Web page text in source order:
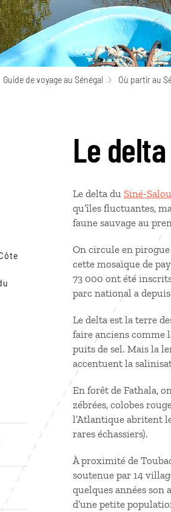
Guide de voyage au Sénégal Où partir au
Le
Le delta du Siné-
qu’îles fluctuantes,
faune sauvage au
On circule en pirogue
cette mosaïque de
73 000 ont été
parc national a
Le delta est la terre
faire anciens comme
puits de sel. Mais la
accentuent la
En forêt de Fathala,
zébrées, colobes
l’Atlantique abritent
rares échassiers).
À proximité de
soutenue par 14
quelques années son
d’une petite